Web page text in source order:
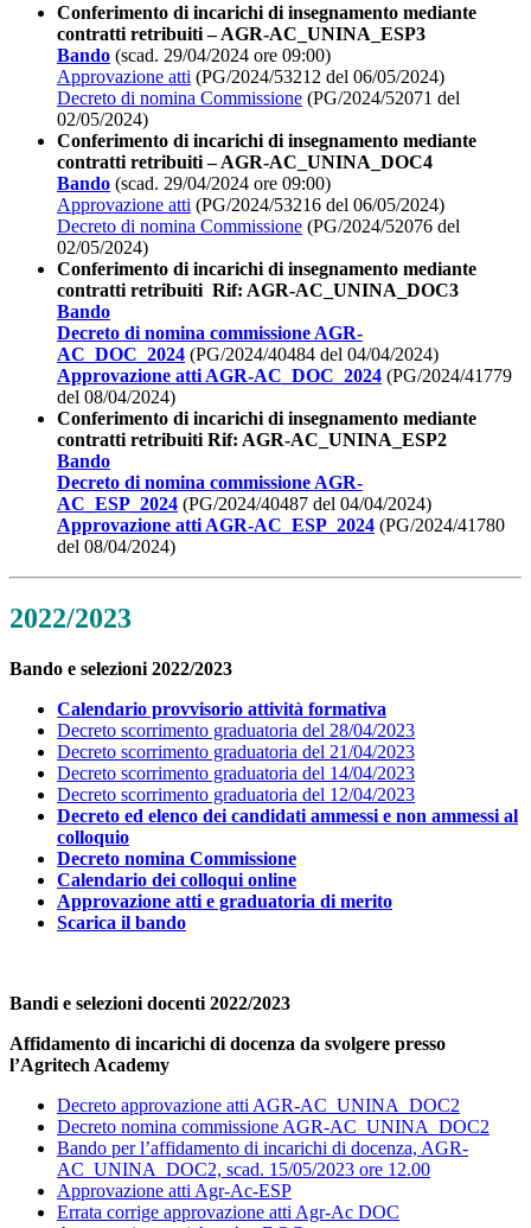
Conferimento di incarichi di insegnamento mediante
contratti retribuiti – AGR-AC_UNINA_ESP3
Bando (scad. 29/04/2024 ore 09:00)
Approvazione atti (PG/2024/53212 del 06/05/2024)
Decreto di nomina Commissione (PG/2024/52071 del
02/05/2024)
Conferimento di incarichi di insegnamento mediante
contratti retribuiti – AGR-AC_UNINA_DOC4
Bando (scad. 29/04/2024 ore 09:00)
Approvazione atti (PG/2024/53216 del 06/05/2024)
Decreto di nomina Commissione (PG/2024/52076 del
02/05/2024)
Conferimento di incarichi di insegnamento mediante
contratti retribuiti Rif: AGR-AC_UNINA_DOC3
Bando
Decreto di nomina commissione AGR-
AC_DOC_2024 (PG/2024/40484 del 04/04/2024)
Approvazione atti AGR-AC_DOC_2024 (PG/2024/41779
del 08/04/2024)
Conferimento di incarichi di insegnamento mediante
contratti retribuiti Rif: AGR-AC_UNINA_ESP2
Bando
Decreto di nomina commissione AGR-
AC_ESP_2024 (PG/2024/40487 del 04/04/2024)
Approvazione atti AGR-AC_ESP_2024 (PG/2024/41780
del 08/04/2024)
2022/2023
Bando e selezioni 2022/2023
Calendario provvisorio attività formativa
Decreto scorrimento graduatoria del 28/04/2023
Decreto scorrimento graduatoria del 21/04/2023
Decreto scorrimento graduatoria del 14/04/2023
Decreto scorrimento graduatoria del 12/04/2023
Decreto ed elenco dei candidati ammessi e non ammessi al
colloquio
Decreto nomina Commissione
Calendario dei colloqui online
Approvazione atti e graduatoria di merito
Scarica il bando
Bandi e selezioni docenti 2022/2023
Affidamento di incarichi di docenza da svolgere presso
l’Agritech Academy
Decreto approvazione atti AGR-AC_UNINA_DOC2
Decreto nomina commissione AGR-AC_UNINA_DOC2
Bando per l’affidamento di incarichi di docenza, AGR-
AC_UNINA_DOC2, scad. 15/05/2023 ore 12.00
Approvazione atti Agr-Ac-ESP
Errata corrige approvazione atti Agr-Ac DOC